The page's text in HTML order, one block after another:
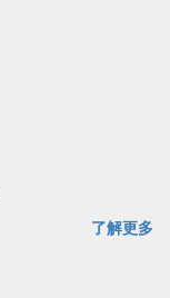
了解更多